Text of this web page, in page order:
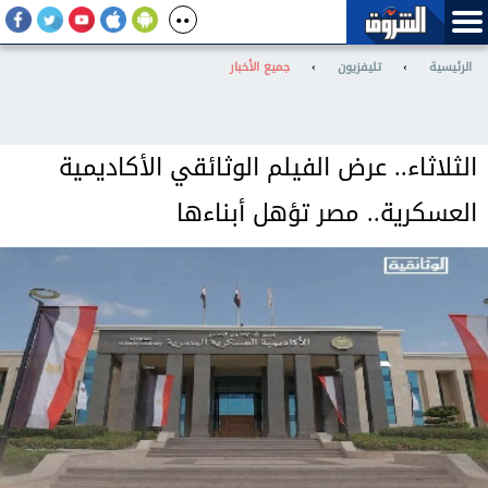
الرئيسية › تليفزيون › جميع الأخبار
الثلاثاء.. عرض الفيلم الوثائقي الأكاديمية
العسكرية.. مصر تؤهل أبناءها